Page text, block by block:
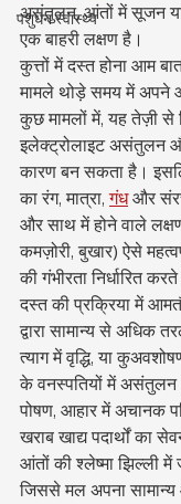
पशुधन स्वास्थ्य
असंतुलन, आंतों में सूजन या
एक बाहरी लक्षण है।
कुत्तों में दस्त होना आम
मामले थोड़े समय में अपने
कुछ मामलों में, यह तेज़ी से
इलेक्ट्रोलाइट असंतुलन
कारण बन सकता है।
का रंग, मात्रा, गंध और
और साथ में होने वाले
कमज़ोरी, बुखार) ऐसे
की गंभीरता निर्धारित
दस्त की प्रक्रिया में
द्वारा सामान्य से अधिक
त्याग में वृद्धि, या
के वनस्पतियों में असंतुलन
पोषण, आहार में अचानक
खराब खाद्य पदार्थों का
आंतों की श्लेष्मा झिल्ली
जिससे मल अपना